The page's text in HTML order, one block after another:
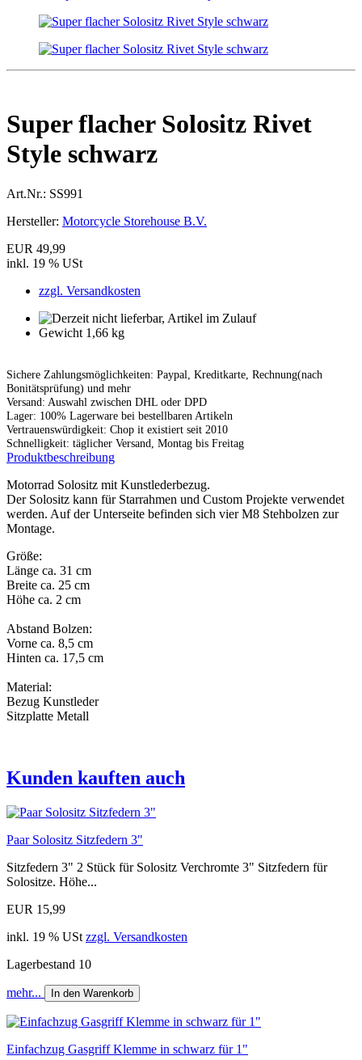
Super flacher Solositz Rivet
Style schwarz
Art.Nr.: SS991
Hersteller: Motorcycle Storehouse B.V.
EUR 49,99
inkl. 19 % USt
zzgl. Versandkosten
Gewicht 1,66 kg
Sichere Zahlungsmöglichkeiten: Paypal, Kreditkarte, Rechnung(nach
Bonitätsprüfung) und mehr
Versand: Auswahl zwischen DHL oder DPD
Lager: 100% Lagerware bei bestellbaren Artikeln
Vertrauenswürdigkeit: Chop it existiert seit 2010
Schnelligkeit: täglicher Versand, Montag bis Freitag
Produktbeschreibung
Motorrad Solositz mit Kunstlederbezug.
Der Solositz kann für Starrahmen und Custom Projekte verwendet
werden. Auf der Unterseite befinden sich vier M8 Stehbolzen zur
Montage.
Größe:
Länge ca. 31 cm
Breite ca. 25 cm
Höhe ca. 2 cm
Abstand Bolzen:
Vorne ca. 8,5 cm
Hinten ca. 17,5 cm
Material:
Bezug Kunstleder
Sitzplatte Metall
Kunden kauften auch
Paar Solositz Sitzfedern 3"
Sitzfedern 3" 2 Stück für Solositz Verchromte 3" Sitzfedern für
Solositze. Höhe...
EUR 15,99
inkl. 19 % USt zzgl. Versandkosten
Lagerbestand 10
mehr... In den Warenkorb
Einfachzug Gasgriff Klemme in schwarz für 1"